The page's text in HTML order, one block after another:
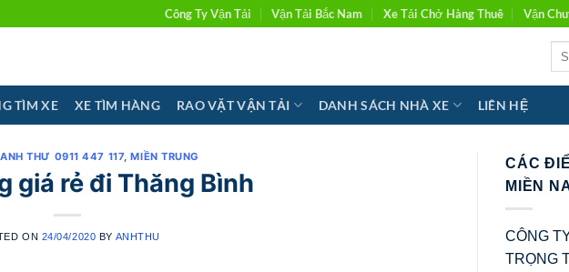
Công Ty Vận Tải Vận Tải Bắc Nam Xe Tải Chở Hàng Thuê Vận
TÌM XE XE TÌM HÀNG RAO VẶT VẬN TẢI DANH SÁCH NHÀ XE LIÊN HỆ
THƯ 0911 447 117,MIỀN TRUNG
giá rẻ đi Thăng Bình
ON 24/04/2020 BY ANHTHU
CÁC
MIỀN
CÔNG
TRỌNG